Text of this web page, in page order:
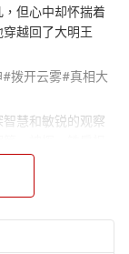
但心中却怀揣着
越回了大明王
拨开云雾#真相大
慧和敏锐的观察
的真相。无论是
不过他的火眼金
疑人，经历了错
的法律与习俗，